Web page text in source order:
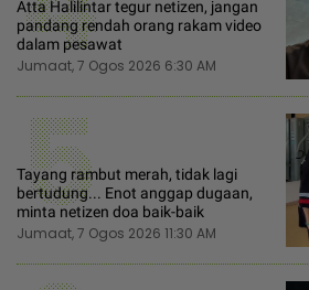
Atta Halilintar tegur netizen, jangan
pandang rendah orang rakam video
dalam pesawat
Jumaat, 7 Ogos 2026 6:30 AM
5
Tayang rambut merah, tidak lagi
bertudung... Enot anggap dugaan,
minta netizen doa baik-baik
Jumaat, 7 Ogos 2026 11:30 AM